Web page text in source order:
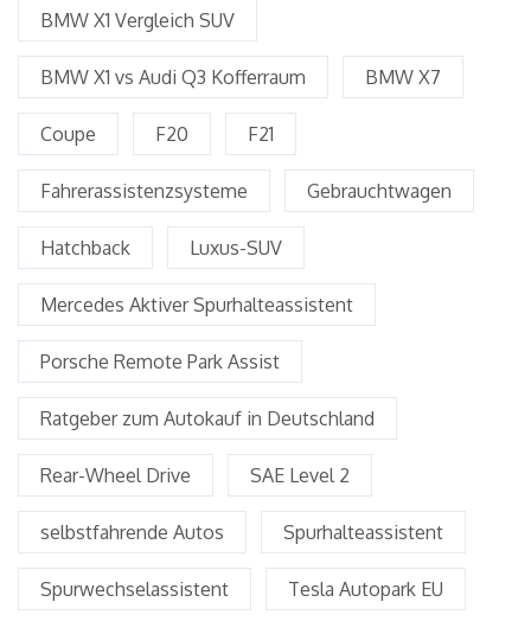
BMW X1 Vergleich SUV
BMW X1 vs Audi Q3 Kofferraum BMW X7
Coupe F20 F21
Fahrerassistenzsysteme Gebrauchtwagen
Hatchback Luxus-SUV
Mercedes Aktiver Spurhalteassistent
Porsche Remote Park Assist
Ratgeber zum Autokauf in Deutschland
Rear-Wheel Drive SAE Level 2
selbstfahrende Autos Spurhalteassistent
Spurwechselassistent Tesla Autopark EU